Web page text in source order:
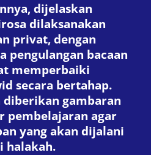
dijelaskan
dilaksanakan
privat, dengan
pengulangan bacaan
memperbaiki
secara bertahap.
diberikan gambaran
pembelajaran agar
yang akan dijalani
halakah.